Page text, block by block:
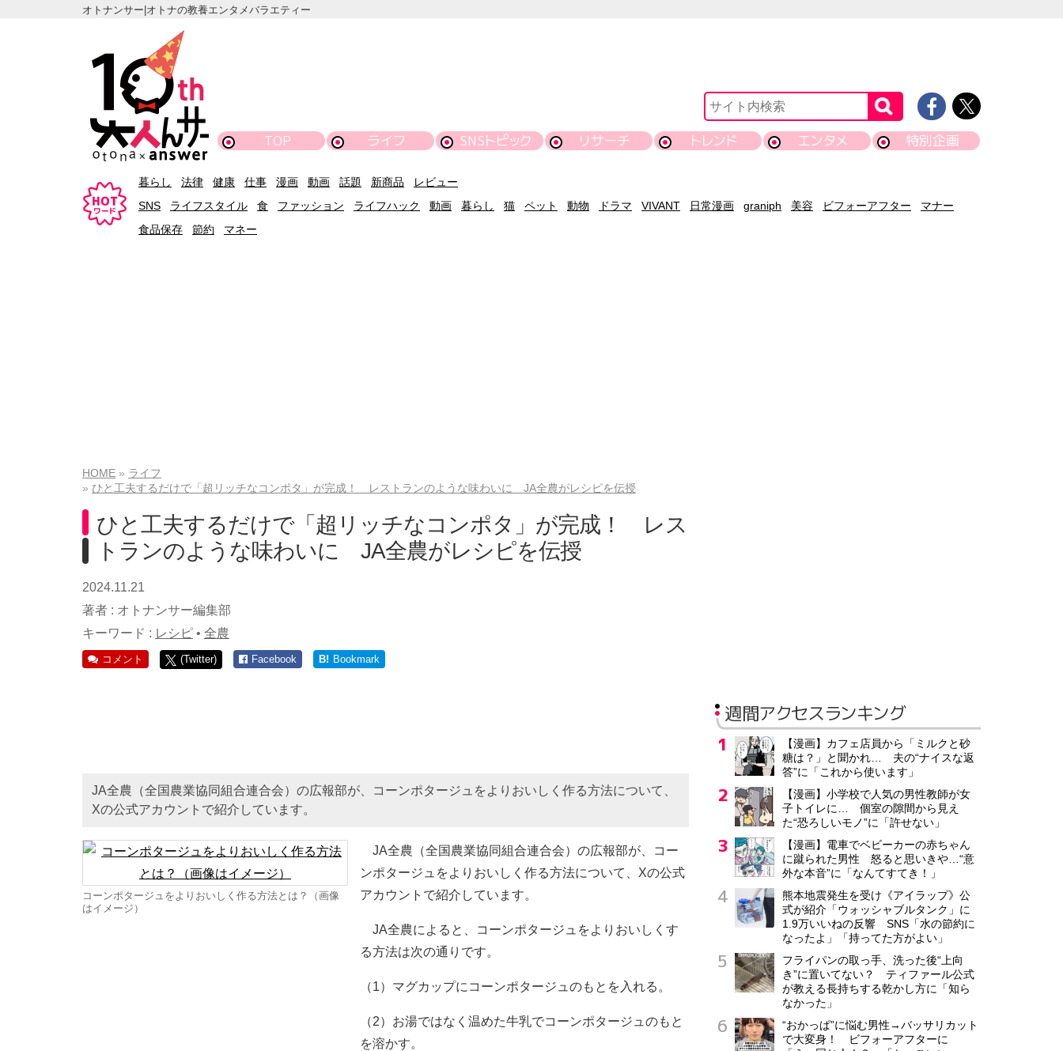
オトナンサー|オトナの教養エンタメバラエティー
TOP ライフ SNSトピック リサーチ トレンド エンタメ 特別企画
暮らし 法律 健康 仕事 漫画 動画 話題 新商品
レビュー
SNS
ライフスタイル 食 ファッション ライフハック 動画 暮らし 猫 ペット 動物 ドラマ VIVANT 日常漫画 graniph 美容 ビフォーアフター
マナー
食品保存
節約 マネー
HOME
ライフ
ひと工夫するだけで「超リッチなコンポタ」が完成！ レストランのような味わいに JA全農がレシピを伝授
ひと工夫するだけで「超リッチなコンポタ」が完成！ レス
トランのような味わいに JA全農がレシピを伝授
2024.11.21
著者 : オトナンサー編集部
キーワード : レシピ • 全農
コメント (Twitter) Facebook B! Bookmark
JA全農（全国農業協同組合連合会）の広報部が、コーンポタージュをよりおいしく作る方法について、
Xの公式アカウントで紹介しています。
コーンポタージュをよりおいしく作る方法とは？（画像
はイメージ）
JA全農（全国農業協同組合連合会）の広報部が、コー
ンポタージュをよりおいしく作る方法について、Xの公式
アカウントで紹介しています。
JA全農によると、コーンポタージュをよりおいしくす
る方法は次の通りです。
（1）マグカップにコーンポタージュのもとを入れる。
（2）お湯ではなく温めた牛乳でコーンポタージュのもと
を溶かす。
週間アクセスランキング
【漫画】カフェ店員から「ミルクと砂
糖は？」と聞かれ… 夫の“ナイスな返
答”に「これから使います」
【漫画】小学校で人気の男性教師が女
子トイレに… 個室の隙間から見え
た“恐ろしいモノ”に「許せない」
【漫画】電車でベビーカーの赤ちゃん
に蹴られた男性 怒ると思いきや…“意
外な本音”に「なんてすてき！」
熊本地震発生を受け《アイラップ》公
式が紹介「ウォッシャブルタンク」に
1.9万いいねの反響 SNS「水の節約に
なったよ」「持ってた方がよい」
フライパンの取っ手、洗った後“上向
き”に置いてない？ ティファール公式
が教える長持ちする乾かし方に「知ら
なかった」
“おかっぱ”に悩む男性→バッサリカット
で大変身！ ビフォーアフターに